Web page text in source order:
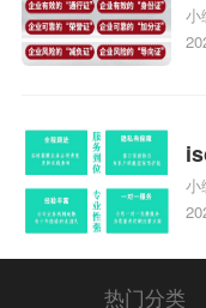
小
心
标
小
就
和
热门分类